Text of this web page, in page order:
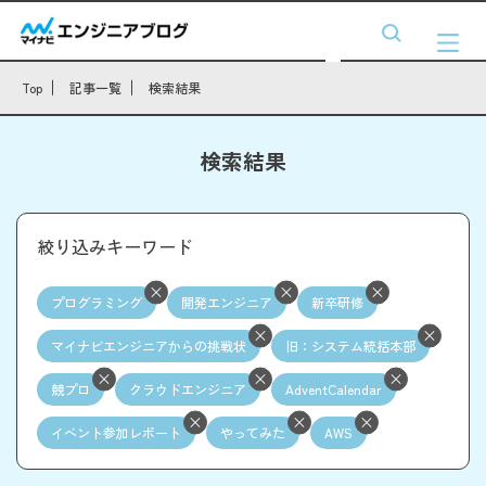
Top 記事一覧 検索結果
検索結果
絞り込みキーワード
プログラミング 開発エンジニア 新卒研修
マイナビエンジニアからの挑戦状 旧：システム統括本部
競プロ クラウドエンジニア AdventCalendar
イベント参加レポート やってみた AWS